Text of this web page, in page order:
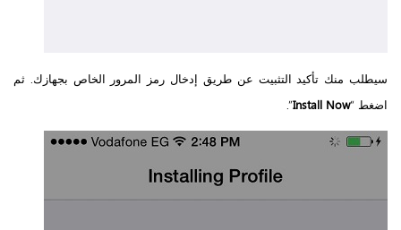
سيطلب منك تأكيد التثبيت عن طريق إدخال رمز المرور الخاص بجهازك. ثم
اضغط “Install Now
”.